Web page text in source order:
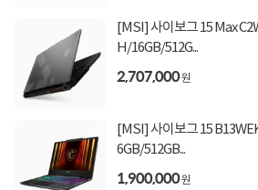
[MSI] 사이보그 15 Max
H/16GB/512G...
2,707,000원
[MSI] 사이보그 15
6GB/512GB...
1,900,000원
무이자 할부혜택
결제혜택
적립금
입고일 미정